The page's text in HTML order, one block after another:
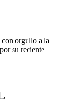
orgullo a la
su reciente